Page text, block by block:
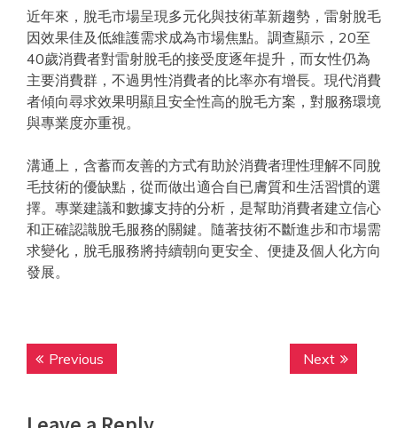
近年來，脫毛市場呈現多元化與技術革新趨勢，雷射脫毛
因效果佳及低維護需求成為市場焦點。調查顯示，20至
40歲消費者對雷射脫毛的接受度逐年提升，而女性仍為
主要消費群，不過男性消費者的比率亦有增長。現代消費
者傾向尋求效果明顯且安全性高的脫毛方案，對服務環境
與專業度亦重視。
溝通上，含蓄而友善的方式有助於消費者理性理解不同脫
毛技術的優缺點，從而做出適合自已膚質和生活習慣的選
擇。專業建議和數據支持的分析，是幫助消費者建立信心
和正確認識脫毛服務的關鍵。隨著技術不斷進步和市場需
求變化，脫毛服務將持續朝向更安全、便捷及個人化方向
發展。
Post
Previous
post:
NextNext
post: